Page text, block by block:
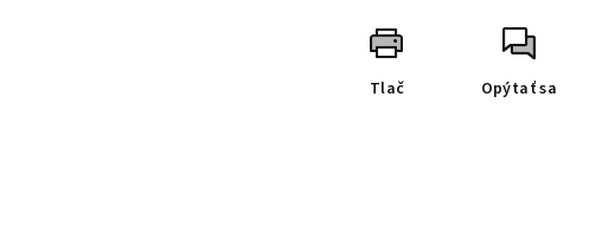
Tlač Opýtať sa